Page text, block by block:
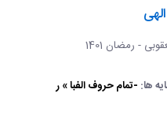
- رمضان 1401
ها: -تمام حروف الفبا » ر